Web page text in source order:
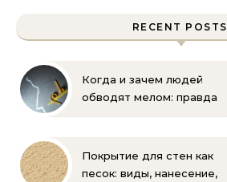
RECENT POSTS
Когда и зачем людей
обводят мелом: правда
Покрытие для стен как
песок: виды, нанесение,